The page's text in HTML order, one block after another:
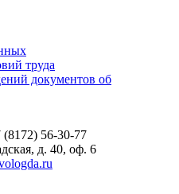
труда
документов об
56-30-77
д. 40, оф. 6